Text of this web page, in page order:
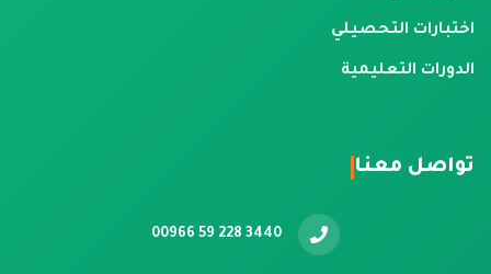
اختبارات التحصيلي
الدورات التعليمية
تواصل معنا
00966 59 228 3440